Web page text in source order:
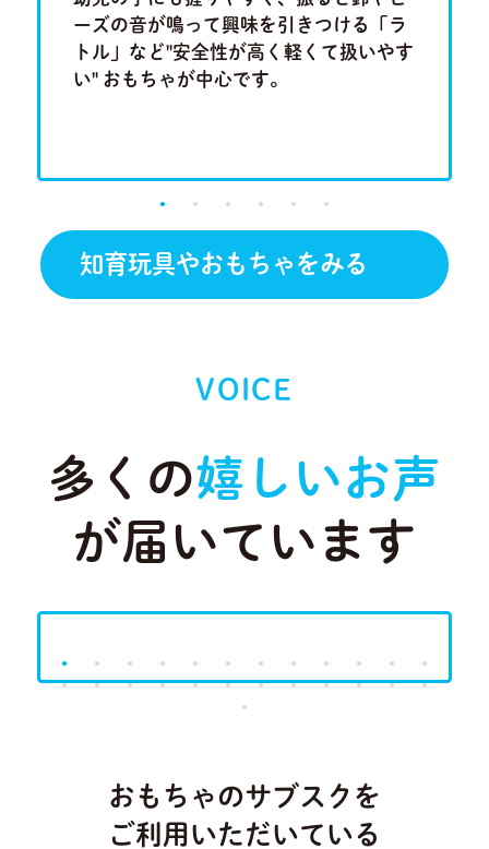
ーズの音が鳴って興味を引きつける「ラ
トル」など"安全性が高く軽くて扱いやす
い" おもちゃが中心です。
知育玩具やおもちゃをみる
VOICE
多くの嬉しいお声
が届いています
おもちゃのサブスクを
ご利用いただいている